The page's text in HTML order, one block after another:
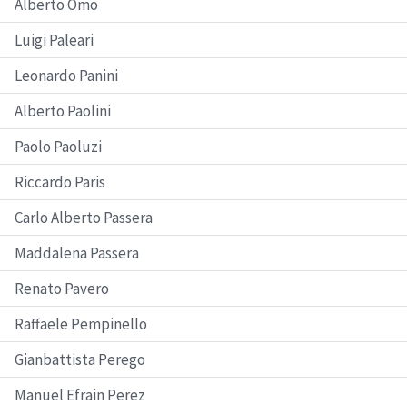
Alberto Omo
Luigi Paleari
Leonardo Panini
Alberto Paolini
Paolo Paoluzi
Riccardo Paris
Carlo Alberto Passera
Maddalena Passera
Renato Pavero
Raffaele Pempinello
Gianbattista Perego
Manuel Efrain Perez